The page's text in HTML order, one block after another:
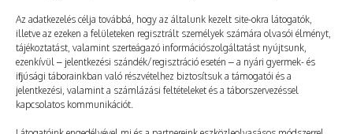
Az adatkezelés célja továbbá, hogy az általunk kezelt site-okra látogatók,
illetve az ezeken a felületeken regisztrált személyek számára olvasói élményt,
tájékoztatást, valamint szerteágazó információszolgáltatást nyújtsunk,
ezenkívül – jelentkezési szándék/regisztráció esetén – a nyári gyermek- és
ifjúsági táborainkban való részvételhez biztosítsuk a támogatói és a
jelentkezési, valamint a számlázási feltételeket és a táborszervezéssel
kapcsolatos kommunikációt.